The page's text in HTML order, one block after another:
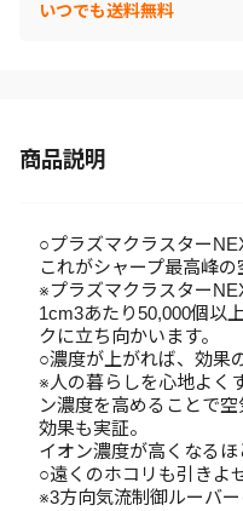
いつでも送料無料
商品説明
○プラズマクラスター
これがシャープ最高峰の
※プラズマクラスター
1cm3あたり50,000個以
クに立ち向かいます。
○濃度が上がれば、効果
※人の暮らしを心地よく
ン濃度を高めることで
効果も実証。
イオン濃度が高くなるほ
○遠くのホコリも引きよ
※3方向気流制御ルーバ